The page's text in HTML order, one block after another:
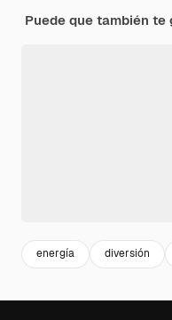
Puede que también te
energía diversión